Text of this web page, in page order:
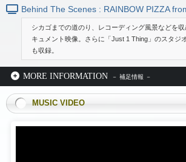
Behind The Scenes : RAINBOW PIZZA
シカゴまでの道のり、レコーディング風景などを
キュメント映像。さらに「Just 1 Thing」のスタジ
も収録。
MORE INFORMATION
MUSIC VIDEO